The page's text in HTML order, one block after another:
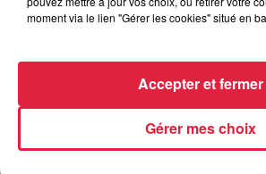
À Hoerdt, de l’eau brune sort
moment via le lien "Gérer les cookies" situé en
Gérer mes choix
Accepter et fermer